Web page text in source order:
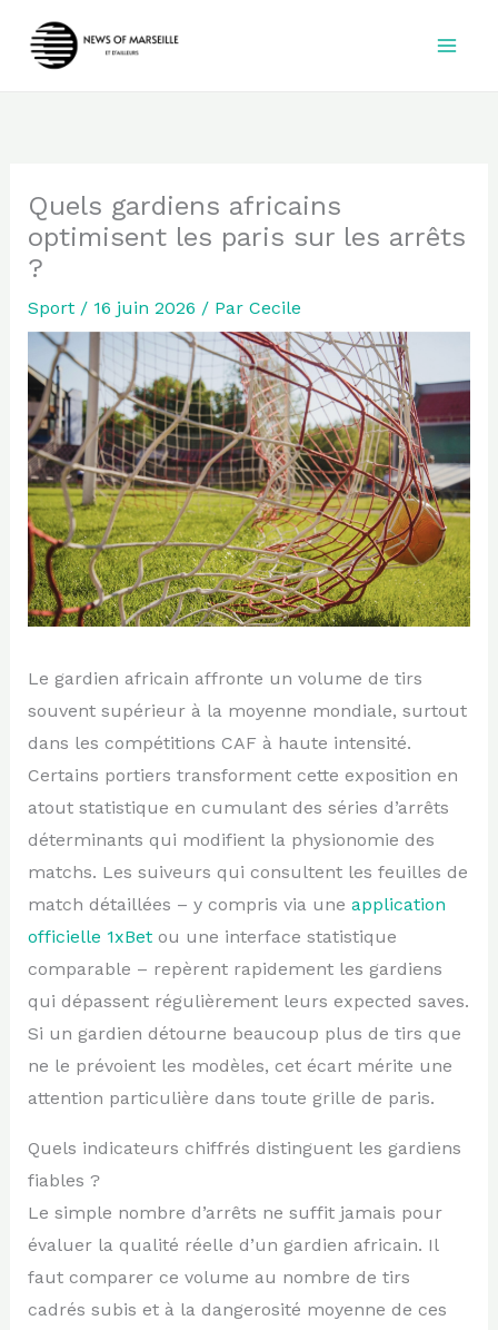
Quels gardiens africains
optimisent les paris sur les arrêts
?
Sport/ 16 juin 2026 / Par Cecile
Le gardien africain affronte un volume de tirs
souvent supérieur à la moyenne mondiale, surtout
dans les compétitions CAF à haute intensité.
Certains portiers transforment cette exposition en
atout statistique en cumulant des séries d’arrêts
déterminants qui modifient la physionomie des
matchs. Les suiveurs qui consultent les feuilles de
match détaillées – y compris via une application
officielle 1xBetou une interface statistique
comparable – repèrent rapidement les gardiens
qui dépassent régulièrement leurs expected saves.
Si un gardien détourne beaucoup plus de tirs que
ne le prévoient les modèles, cet écart mérite une
attention particulière dans toute grille de paris.
Quels indicateurs chiffrés distinguent les gardiens
fiables ?
Le simple nombre d’arrêts ne suffit jamais pour
évaluer la qualité réelle d’un gardien africain. Il
faut comparer ce volume au nombre de tirs
cadrés subis et à la dangerosité moyenne de ces